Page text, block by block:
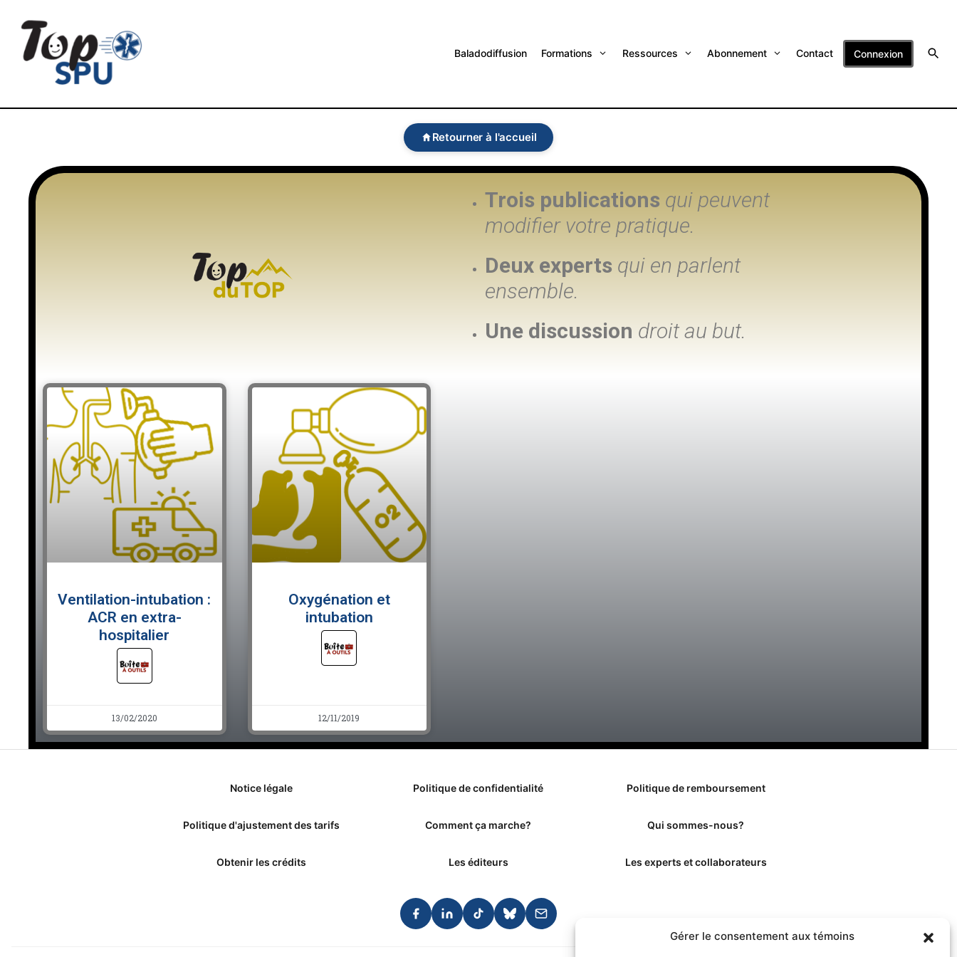
Gérer le consentement aux témoins
Baladodiffusion Formations Ressources Abonnement Contact Connexion
Retourner à l'accueil
Trois publications qui peuvent
modifier votre pratique.
Deux experts qui en parlent
ensemble.
Une discussion droit au but.
Ventilation-intubation :
ACR en extra-
hospitalier
13/02/2020
Oxygénation et
intubation
12/11/2019
Notice légale Politique de confidentialité Politique de remboursement
Politique d'ajustement des tarifs Comment ça marche? Qui sommes-nous?
Obtenir les crédits Les éditeurs Les experts et collaborateurs